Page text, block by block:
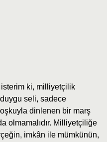
ki, milliyetçilik
seli, sadece
dinlenen bir marş
olmamalıdır. Milliyetçiliğe
imkân ile mümkünün,